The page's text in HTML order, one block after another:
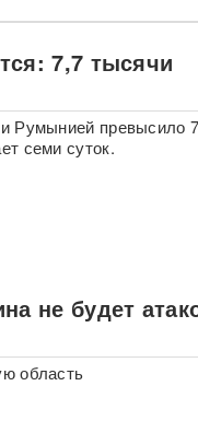
7,7 тысячи
Румынией превысило
семи суток.
не будет
область